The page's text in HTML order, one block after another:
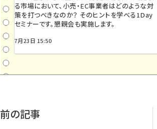
る市場において、小売・EC事業者はどのような対
策を打つべきなのか？ そのヒントを学べる1Day
セミナーです。懇親会も実施します。
7月23日 15:50
前の記事